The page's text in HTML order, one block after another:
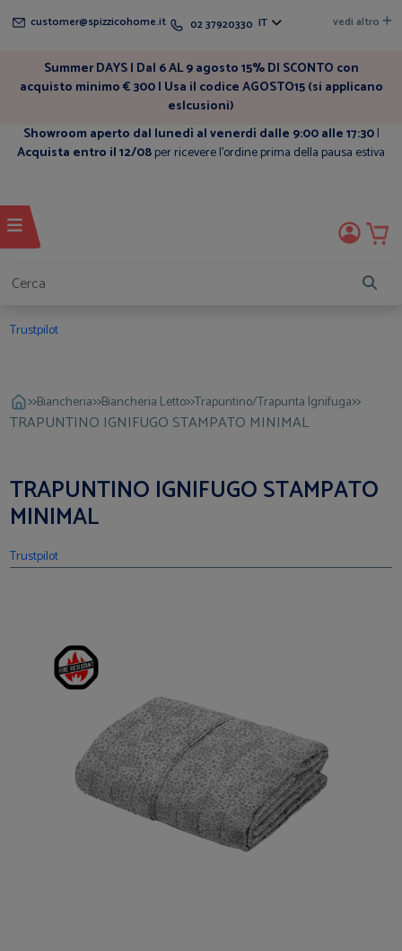
customer@spizzicohome.it 02 37920330 IT vedi altro
Summer DAYS | Dal 6 AL 9 agosto 15% DI SCONTO con
acquisto minimo € 300 | Usa il codice AGOSTO15 (si applicano
eslcusioni)
Showroom aperto dal lunedì al venerdì dalle 9:00 alle 17:30|
Acquista entro il 12/08per ricevere l'ordine prima della pausa estiva
Trustpilot
>>Biancheria>>Biancheria Letto>>Trapuntino/Trapunta Ignifuga>>
TRAPUNTINO IGNIFUGO STAMPATO MINIMAL
TRAPUNTINO IGNIFUGO STAMPATO
MINIMAL
Trustpilot